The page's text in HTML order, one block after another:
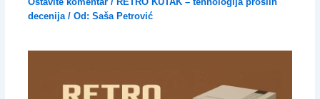
decenija/ Od: Saša Petrović